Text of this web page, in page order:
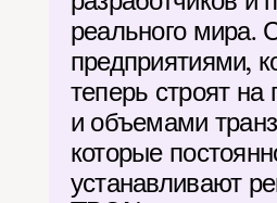
реального мира.
предприятиями,
теперь строят
и объемами
которые
устанавливают